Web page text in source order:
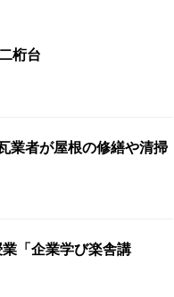
桁台
業者が屋根の修繕や清掃
「企業学び楽舎講